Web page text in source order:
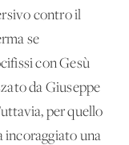
contro il
se
con Gesù
da Giuseppe
per quello
incoraggiato una